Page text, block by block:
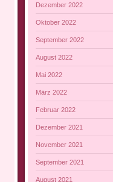
Dezember 2022
Oktober 2022
September 2022
August 2022
Mai 2022
März 2022
Februar 2022
Dezember 2021
November 2021
September 2021
August 2021